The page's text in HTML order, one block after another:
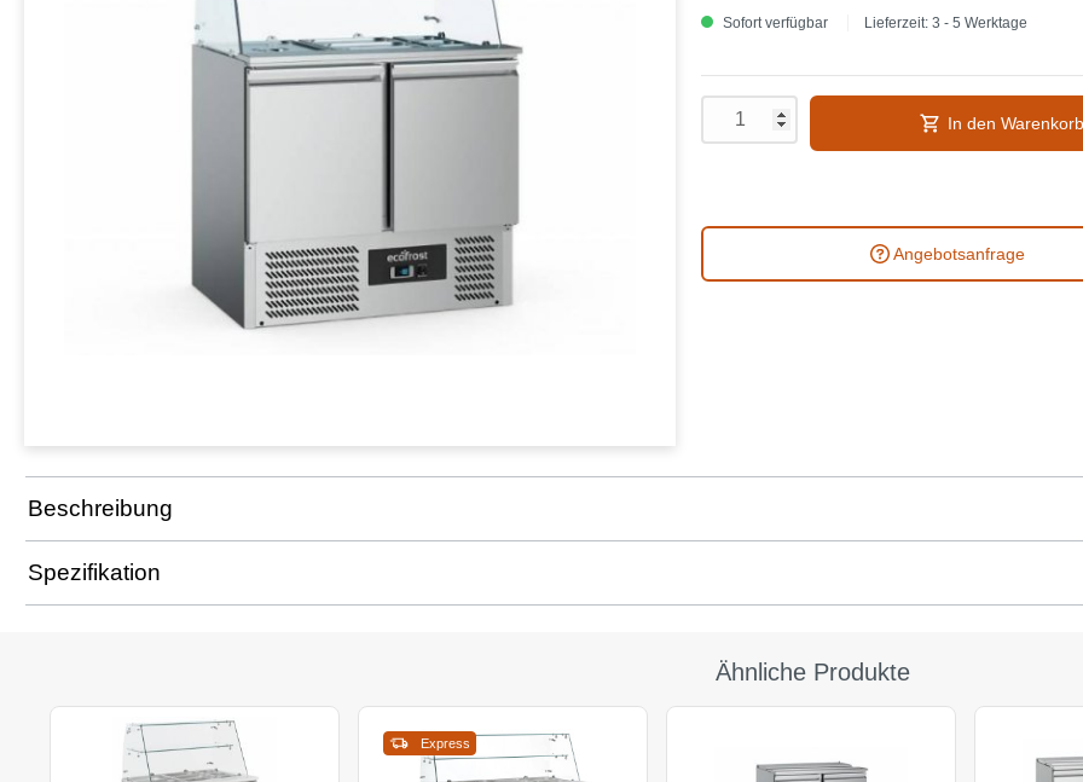
Sofort verfügbar Lieferzeit: 3 - 5 Werktage
In den Warenkorb
Angebotsanfrage
Beschreibung
Spezifikation
Ähnliche Produkte
Express